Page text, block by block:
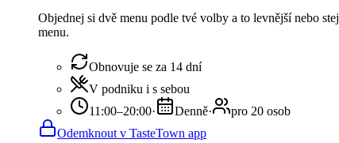
Objednej si dvě menu podle tvé volby a to levnější nebo
menu.
Obnovuje se za 14 dní
V podniku i s sebou
11:00–20:00· Denně·
pro 20 osob
Odemknout v TasteTown app